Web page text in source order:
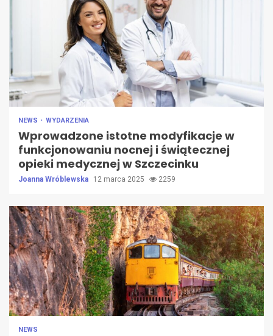
NEWS WYDARZENIA
Wprowadzone istotne modyfikacje w
funkcjonowaniu nocnej i świątecznej
opieki medycznej w Szczecinku
Joanna Wróblewska 12 marca 2025 2259
NEWS